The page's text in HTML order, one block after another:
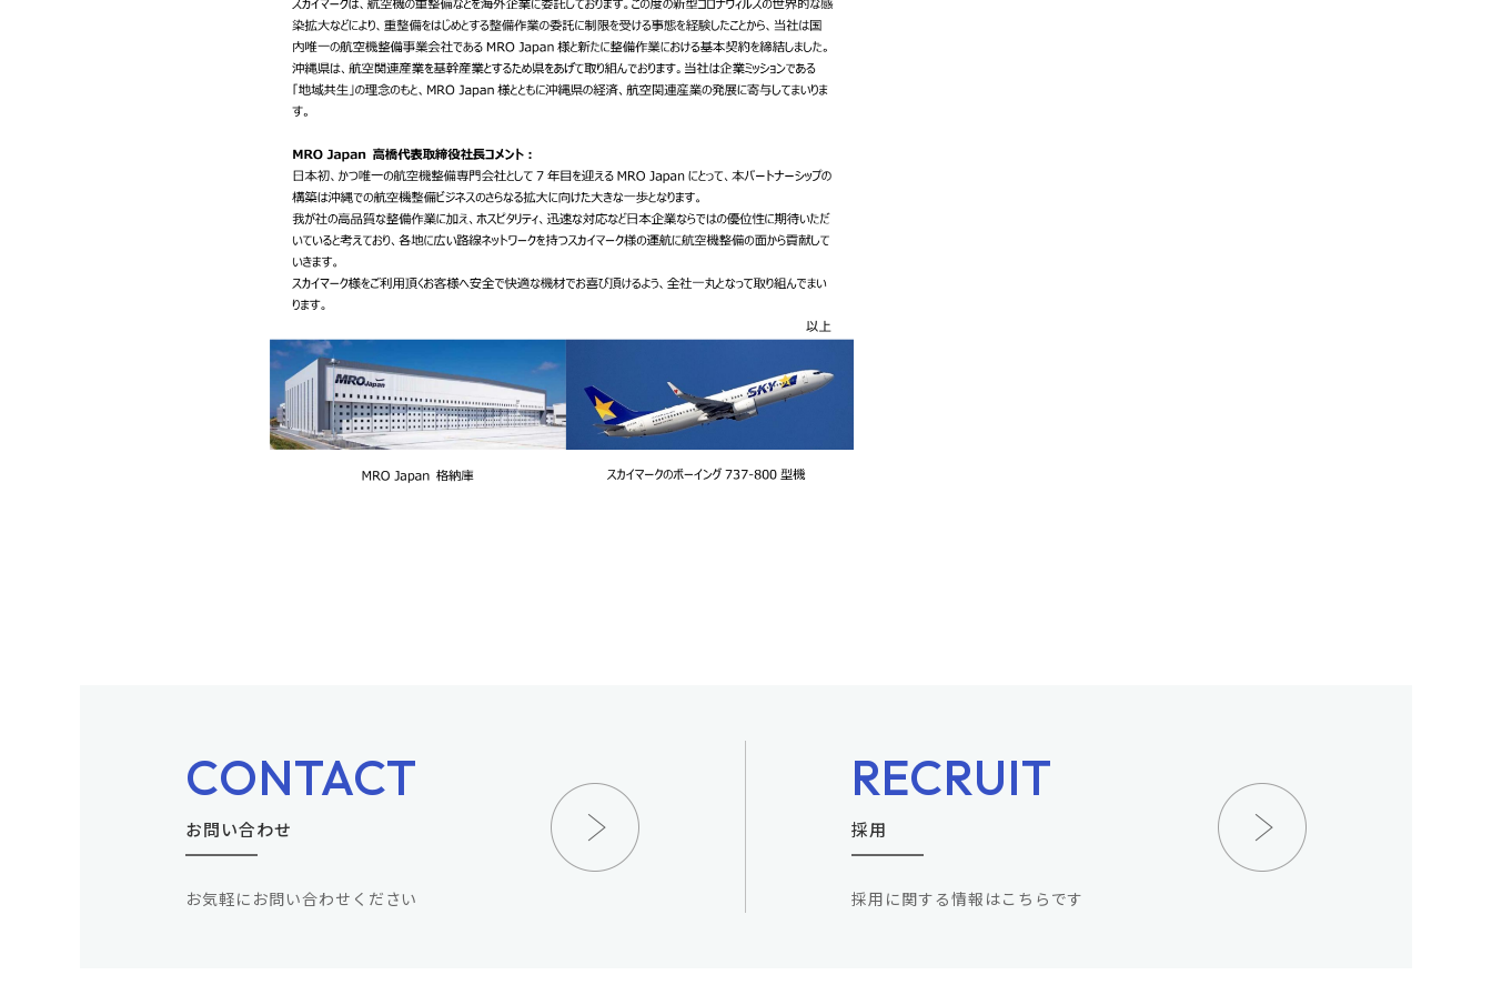
CONTACT
お問い合わせ
お気軽にお問い合わせください
RECRUIT
採用
採用に関する情報はこちらです